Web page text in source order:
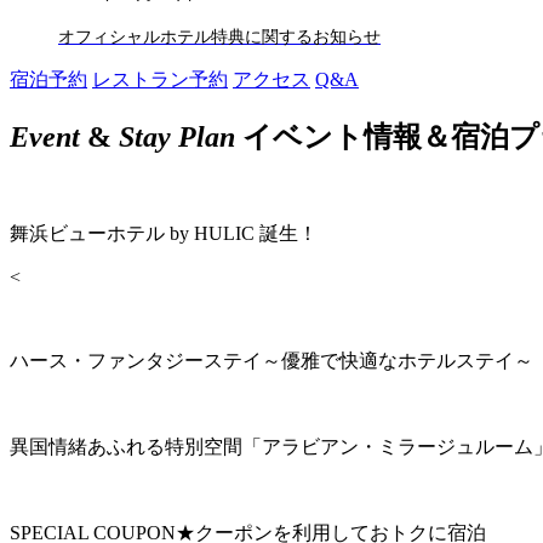
オフィシャルホテル特典に関するお知らせ
宿泊予約 レストラン予約 アクセス Q&A
Event& Stay Plan イベント情報＆宿泊
舞浜ビューホテル by HULIC 誕生！
<
ハース・ファンタジーステイ～優雅で快適なホテルステイ～
異国情緒あふれる特別空間「アラビアン・ミラージュルーム
SPECIAL COUPON★クーポンを利用しておトクに宿泊